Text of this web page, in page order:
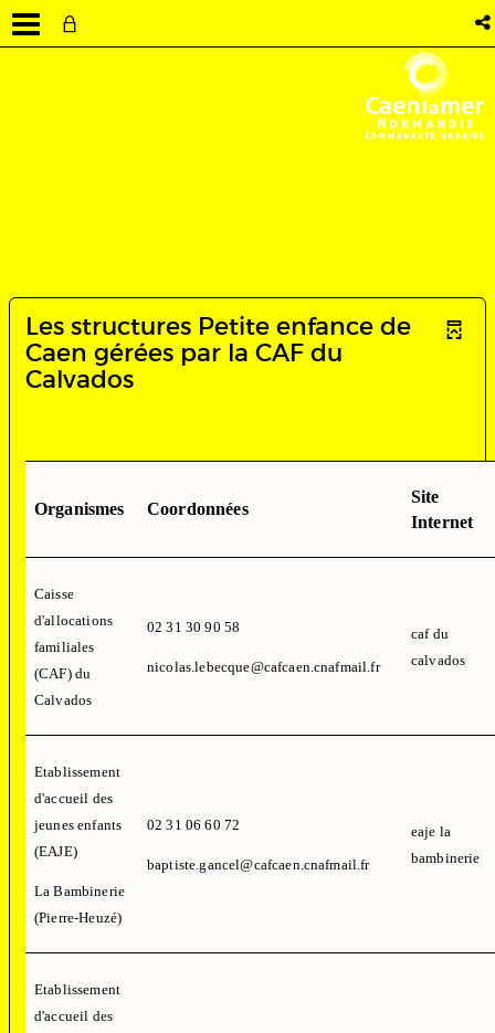
Les structures Petite enfance de
Caen gérées par la CAF du
Calvados
Organismes Coordonnées
Site
Internet
Caisse
d'allocations
familiales
(CAF) du
Calvados
02 31 30 90 58
nicolas.lebecque@cafcaen.cnafmail.fr
caf du
calvados
Etablissement
d'accueil des
jeunes enfants
(EAJE)
La Bambinerie
(Pierre-Heuzé)
02 31 06 60 72
baptiste.gancel@cafcaen.cnafmail.fr
eaje la
bambinerie
Etablissement
d'accueil des